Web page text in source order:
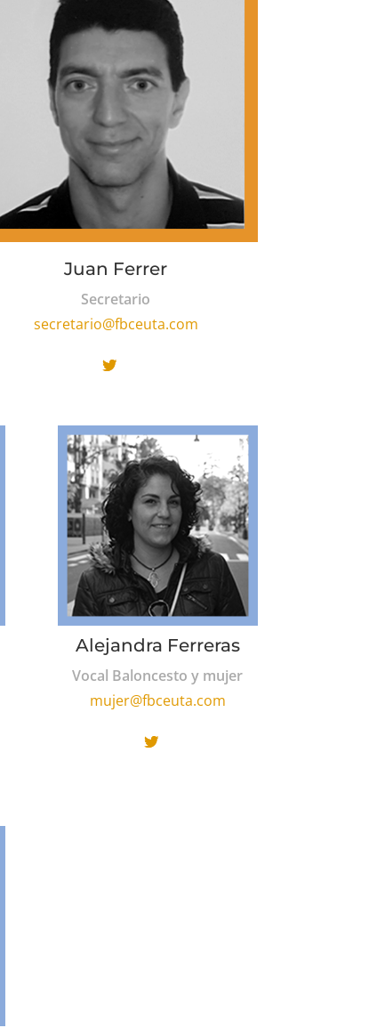
Juan Ferrer
Secretario
secretario@fbceuta.com
Alejandra Ferreras
Vocal Baloncesto y mujer
mujer@fbceuta.com